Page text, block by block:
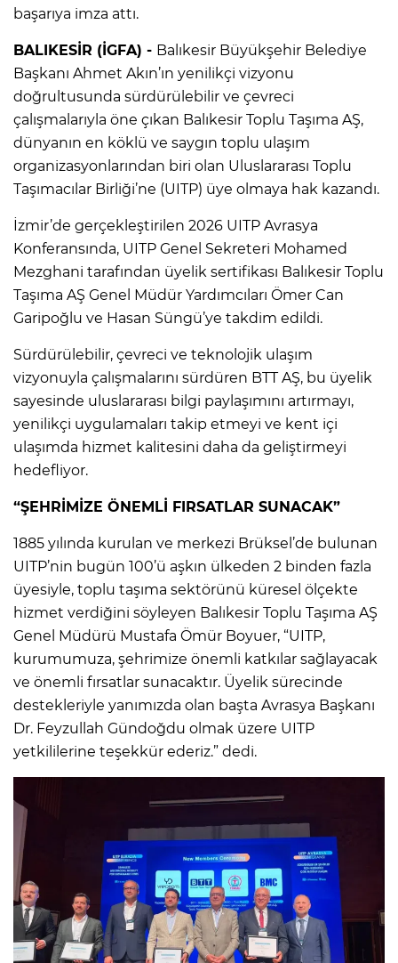
başarıya imza attı.
BALIKESİR (İGFA) - Balıkesir Büyükşehir Belediye
Başkanı Ahmet Akın’ın yenilikçi vizyonu
doğrultusunda sürdürülebilir ve çevreci
çalışmalarıyla öne çıkan Balıkesir Toplu Taşıma AŞ,
dünyanın en köklü ve saygın toplu ulaşım
organizasyonlarından biri olan Uluslararası Toplu
Taşımacılar Birliği’ne (UITP) üye olmaya hak kazandı.
İzmir’de gerçekleştirilen 2026 UITP Avrasya
Konferansında, UITP Genel Sekreteri Mohamed
Mezghani tarafından üyelik sertifikası Balıkesir Toplu
Taşıma AŞ Genel Müdür Yardımcıları Ömer Can
Garipoğlu ve Hasan Süngü’ye takdim edildi.
Sürdürülebilir, çevreci ve teknolojik ulaşım
vizyonuyla çalışmalarını sürdüren BTT AŞ, bu üyelik
sayesinde uluslararası bilgi paylaşımını artırmayı,
yenilikçi uygulamaları takip etmeyi ve kent içi
ulaşımda hizmet kalitesini daha da geliştirmeyi
hedefliyor.
“ŞEHRİMİZE ÖNEMLİ FIRSATLAR SUNACAK”
1885 yılında kurulan ve merkezi Brüksel’de bulunan
UITP’nin bugün 100’ü aşkın ülkeden 2 binden fazla
üyesiyle, toplu taşıma sektörünü küresel ölçekte
hizmet verdiğini söyleyen Balıkesir Toplu Taşıma AŞ
Genel Müdürü Mustafa Ömür Boyuer, “UITP,
kurumumuza, şehrimize önemli katkılar sağlayacak
ve önemli fırsatlar sunacaktır. Üyelik sürecinde
destekleriyle yanımızda olan başta Avrasya Başkanı
Dr. Feyzullah Gündoğdu olmak üzere UITP
yetkililerine teşekkür ederiz.” dedi.